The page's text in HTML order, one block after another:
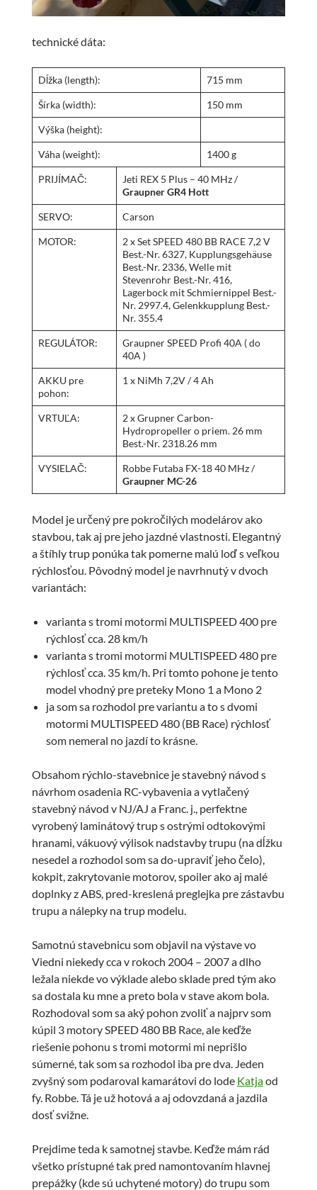
technické dáta:
Dĺžka (length): 715 mm
Šírka (width): 150 mm
Výška (height):
Váha (weight): 1400 g
PRIJÍMAČ:
Jeti REX 5 Plus – 40 MHz /
Graupner GR4 Hott
SERVO: Carson
MOTOR:
2 x Set SPEED 480 BB RACE 7,2 V
Best.-Nr. 6327, Kupplungsgehäuse
Best.-Nr. 2336, Welle mit
Stevenrohr Best.-Nr. 416,
Lagerbock mit Schmiernippel Best.-
Nr. 2997.4, Gelenkkupplung Best.-
Nr. 355.4
REGULÁTOR:
Graupner SPEED Profi 40A ( do
40A )
AKKU pre
pohon:
1 x NiMh 7,2V / 4 Ah
VRTUĽA:
2 x Grupner Carbon-
Hydropropeller o priem. 26 mm
Best.-Nr. 2318.26 mm
VYSIELAČ:
Robbe Futaba FX-18 40 MHz /
Graupner MC-26
Model je určený pre pokročilých modelárov ako
stavbou, tak aj pre jeho jazdné vlastnosti. Elegantný
a štíhly trup ponúka tak pomerne malú loď s veľkou
rýchlosťou. Pôvodný model je navrhnutý v dvoch
variantách:
varianta s tromi motormi MULTISPEED 400 pre
rýchlosť cca. 28 km/h
varianta s tromi motormi MULTISPEED 480 pre
rýchlosť cca. 35 km/h. Pri tomto pohone je tento
model vhodný pre preteky Mono 1 a Mono 2
ja som sa rozhodol pre variantu a to s dvomi
motormi MULTISPEED 480 (BB Race) rýchlosť
som nemeral no jazdí to krásne.
Obsahom rýchlo-stavebnice je stavebný návod s
návrhom osadenia RC-vybavenia a vytlačený
stavebný návod v NJ/AJ a Franc. j., perfektne
vyrobený laminátový trup s ostrými odtokovými
hranami, vákuový výlisok nadstavby trupu (na dĺžku
nesedel a rozhodol som sa do-upraviť jeho čelo),
kokpit, zakrytovanie motorov, spoiler ako aj malé
doplnky z ABS, pred-kreslená preglejka pre zástavbu
trupu a nálepky na trup modelu.
Samotnú stavebnicu som objavil na výstave vo
Viedni niekedy cca v rokoch 2004 – 2007 a dlho
ležala niekde vo výklade alebo sklade pred tým ako
sa dostala ku mne a preto bola v stave akom bola.
Rozhodoval som sa aký pohon zvoliť a najprv som
kúpil 3 motory SPEED 480 BB Race, ale keďže
riešenie pohonu s tromi motormi mi neprišlo
súmerné, tak som sa rozhodol iba pre dva. Jeden
zvyšný som podaroval kamarátovi do lode Katjaod
fy. Robbe. Tá je už hotová a aj odovzdaná a jazdila
dosť svižne.
Prejdime teda k samotnej stavbe. Keďže mám rád
všetko prístupné tak pred namontovaním hlavnej
prepážky (kde sú uchytené motory) do trupu som